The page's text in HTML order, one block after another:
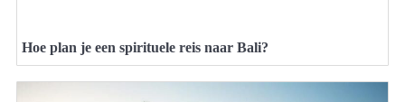
Hoe plan je een spirituele reis naar Bali?